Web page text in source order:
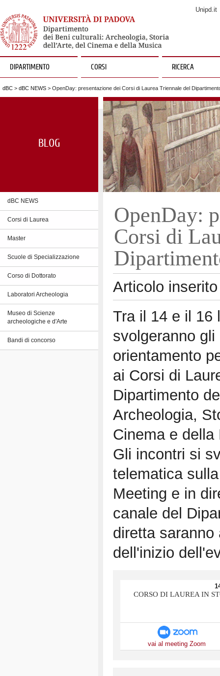
Unipd.it
DIPARTIMENTO CORSI RICERCA
dBC > dBC NEWS > OpenDay: presentazione dei Corsi di Laurea Triennale del
BLOG
dBC NEWS
Corsi di Laurea
Master
Scuole di Specializzazione
Corso di Dottorato
Laboratori Archeologia
Museo di Scienze
archeologiche e d'Arte
Bandi di concorso
OpenDay:
Corsi di
Articolo
Tra il 14 e il 16
svolgeranno
orientamento
ai Corsi di
Dipartimento
Archeologia,
Cinema e
Gli incontri si
telematica
Meeting e in
canale del
diretta
dell'inizio
CORSO DI LAUREA IN
vai al meeting Zoom